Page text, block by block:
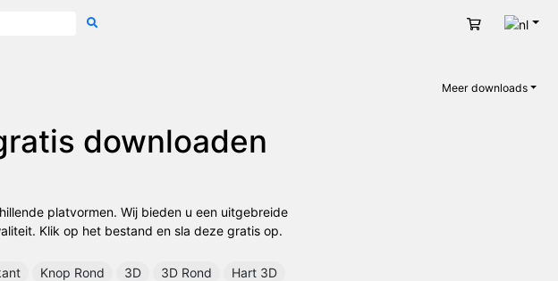
Winkelwagen
Meer downloads
downloaden
platvormen. Wij bieden u een uitgebreide
Klik op het bestand en sla deze gratis op.
Knop Rond 3D 3D Rond Hart 3D